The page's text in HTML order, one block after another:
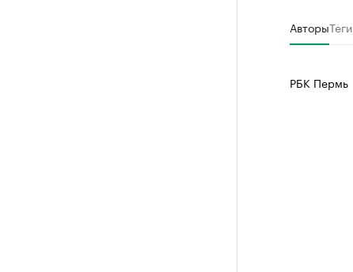
АвторыТеги
РБК Пермь